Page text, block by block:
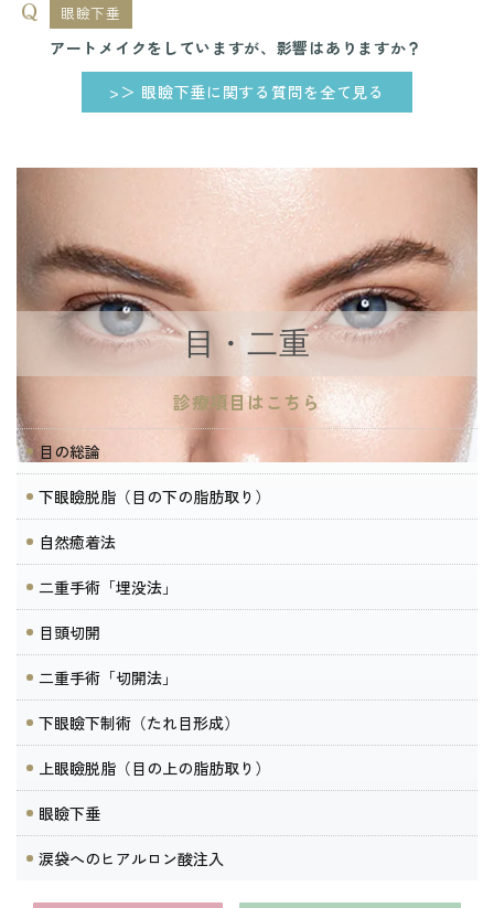
眼瞼下垂
アートメイクをしていますが、影響はありますか？
>＞ 眼瞼下垂に関する質問を全て見る
目・二重
診療項目はこちら
目の総論
下眼瞼脱脂（目の下の脂肪取り）
自然癒着法
二重手術「埋没法」
目頭切開
二重手術「切開法」
下眼瞼下制術（たれ目形成）
上眼瞼脱脂（目の上の脂肪取り）
眼瞼下垂
涙袋へのヒアルロン酸注入